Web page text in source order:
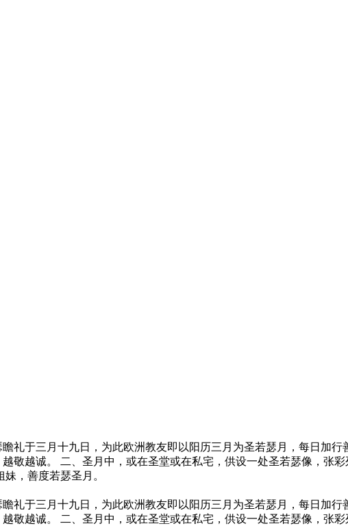
礼于三月十九日，为此欧洲教友即以阳历三月为圣若瑟月，每日加行
敬越诚。 二、圣月中，或在圣堂或在私宅，供设一处圣若瑟像，张
，善度若瑟圣月。
礼于三月十九日，为此欧洲教友即以阳历三月为圣若瑟月，每日加行
敬越诚。 二、圣月中，或在圣堂或在私宅，供设一处圣若瑟像，张